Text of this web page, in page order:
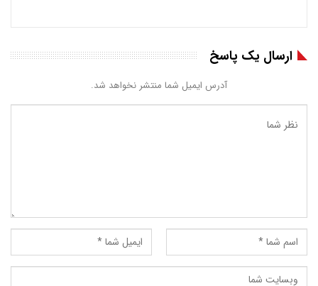
ارسال یک پاسخ
آدرس ایمیل شما منتشر نخواهد شد.